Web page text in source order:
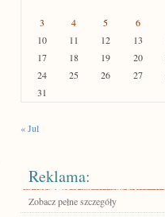
3
4 5 6
10
11 12 13
17
18 19 20
24
25 26 27
31
« Jul
Reklama:
Zobacz pełne szczegóły